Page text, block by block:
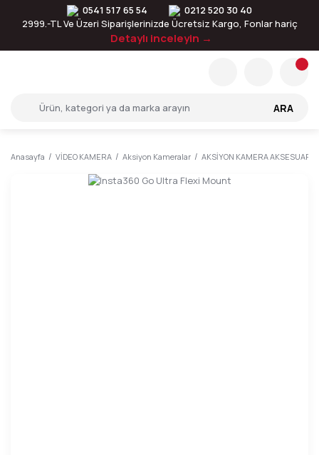
0541 517 65 54
0212 520 30 40
2999.-TL Ve Üzeri Siparişlerinizde Ücretsiz Kargo, Fonlar hariç
Detaylı inceleyin →
ARA
Anasayfa VİDEO KAMERA Aksiyon Kameralar AKSİYON KAMERA